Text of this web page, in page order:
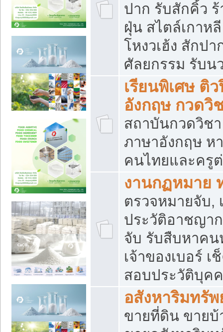
ปาก รับสักคิ้ว
ฝุ่น สไตล์เกาห
โหงวเฮ้ง สักป
ศัลยกรรม รับน
เรียนพิเศษ ติ
อังกฤษ กวดวิ
สถาบันกวดวิช
ภาษาอังกฤษ ห
คนไทยและครู
งานกฏหมาย
ตรวจหมายจับ,
ประวัติอาชญา
จับ รับสืบหาคน
เจ้าของเบอร์
สอบประวัติบุค
อสังหาริมทรัพ
ขายที่ดิน ขายบ้